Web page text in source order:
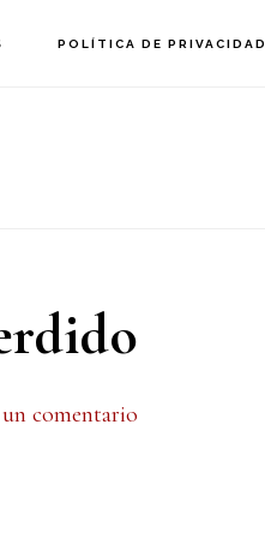
POLÍTICA DE PRIVACIDAD
comentario